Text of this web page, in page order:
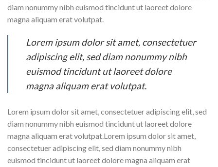
diam nonummy nibh euismod tincidunt ut laoreet dolore
magna aliquam erat volutpat.
Lorem ipsum dolor sit amet, consectetuer
adipiscing elit, sed diam nonummy nibh
euismod tincidunt ut laoreet dolore
magna aliquam erat volutpat.
Lorem ipsum dolor sit amet, consectetuer adipiscing elit, sed
diam nonummy nibh euismod tincidunt ut laoreet dolore
magna aliquam erat volutpat.Lorem ipsum dolor sit amet,
consectetuer adipiscing elit, sed diam nonummy nibh
euismod tincidunt ut laoreet dolore magna aliquam erat